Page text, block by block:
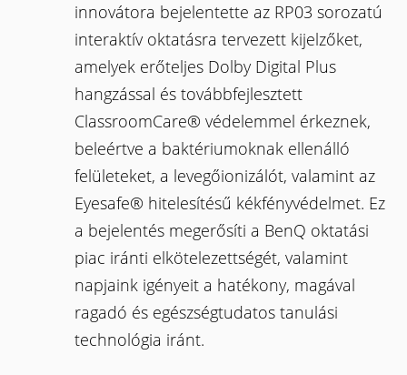
innovátora bejelentette az RP03 sorozatú
interaktív oktatásra tervezett kijelzőket,
amelyek erőteljes Dolby Digital Plus
hangzással és továbbfejlesztett
ClassroomCare® védelemmel érkeznek,
beleértve a baktériumoknak ellenálló
felületeket, a levegőionizálót, valamint az
Eyesafe® hitelesítésű kékfényvédelmet. Ez
a bejelentés megerősíti a BenQ oktatási
piac iránti elkötelezettségét, valamint
napjaink igényeit a hatékony, magával
ragadó és egészségtudatos tanulási
technológia iránt.